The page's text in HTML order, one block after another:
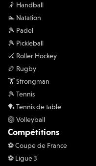
🤾 Handball
🏊 Natation
🎾 Padel
🎾 Pickleball
🏑 Roller Hockey
🏉 Rugby
🏋 Strongman
🎾 Tennis
🏓 Tennis de table
🏐 Volleyball
Compétitions
⚽️ Coupe de France
⚽️ Ligue 3